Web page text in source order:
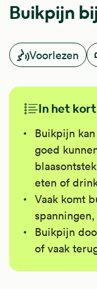
Buikpijn
Voorlezen
In het kort
Buikpijn
goed
eten of
Vaak komt
Buikpijn
of vaak